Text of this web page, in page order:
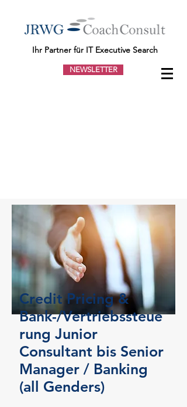
Ihr Partner für IT Executive Search
NEWSLETTER
Credit Pricing &
Bank-/Vertriebssteue
rung Junior
Consultant bis Senior
Manager / Banking
(all Genders)